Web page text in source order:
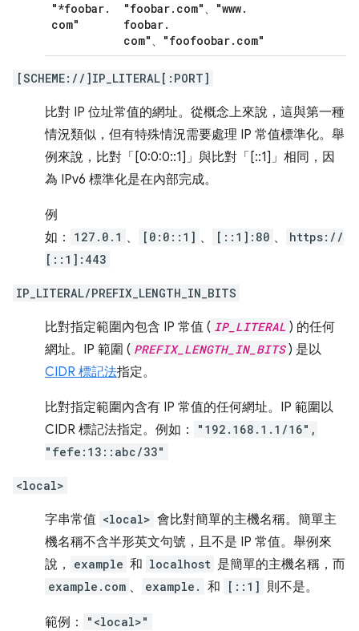
"*foobar.
com"
"foobar. com"、 "www.
foobar.
com"、 "foofoobar. com"
[SCHEME://]IP_LITERAL[:PORT]
比對 IP 位址常值的網址。從概念上來說，這與第一種
情況類似，但有特殊情況需要處理 IP 常值標準化。舉
例來說，比對「[0:0:0::1]」與比對「[::1]」相同，因
為 IPv6 標準化是在內部完成。
例
如：
127.0.1 、 [0:0::1] 、 [::1]:80 、
https://
[::1]:443
IP_LITERAL/PREFIX_LENGTH_IN_BITS
比對指定範圍內包含 IP 常值 ( IP_LITERAL ) 的任何
網址。IP 範圍 ( PREFIX_LENGTH_IN_BITS ) 是以
CIDR 標記法指定。
比對指定範圍內含有 IP 常值的任何網址。IP 範圍以
CIDR 標記法指定。例如：
"192.168.1.1/16",
"fefe:13::abc/33"
<local>
字串常值 <local> 會比對簡單的主機名稱。簡單主
機名稱不含半形英文句號，且不是 IP 常值。舉例來
說，
example 和 localhost 是簡單的主機名稱，而
example.com 、 example. 和 [::1] 則不是。
範例： "<local>"